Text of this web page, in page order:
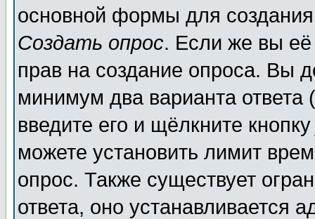
основной формы для
Создать опрос. Если же вы её
прав на создание опроса. Вы
минимум два варианта ответа
введите его и щёлкните
можете установить лимит
опрос. Также существует
ответа, оно устанавливается